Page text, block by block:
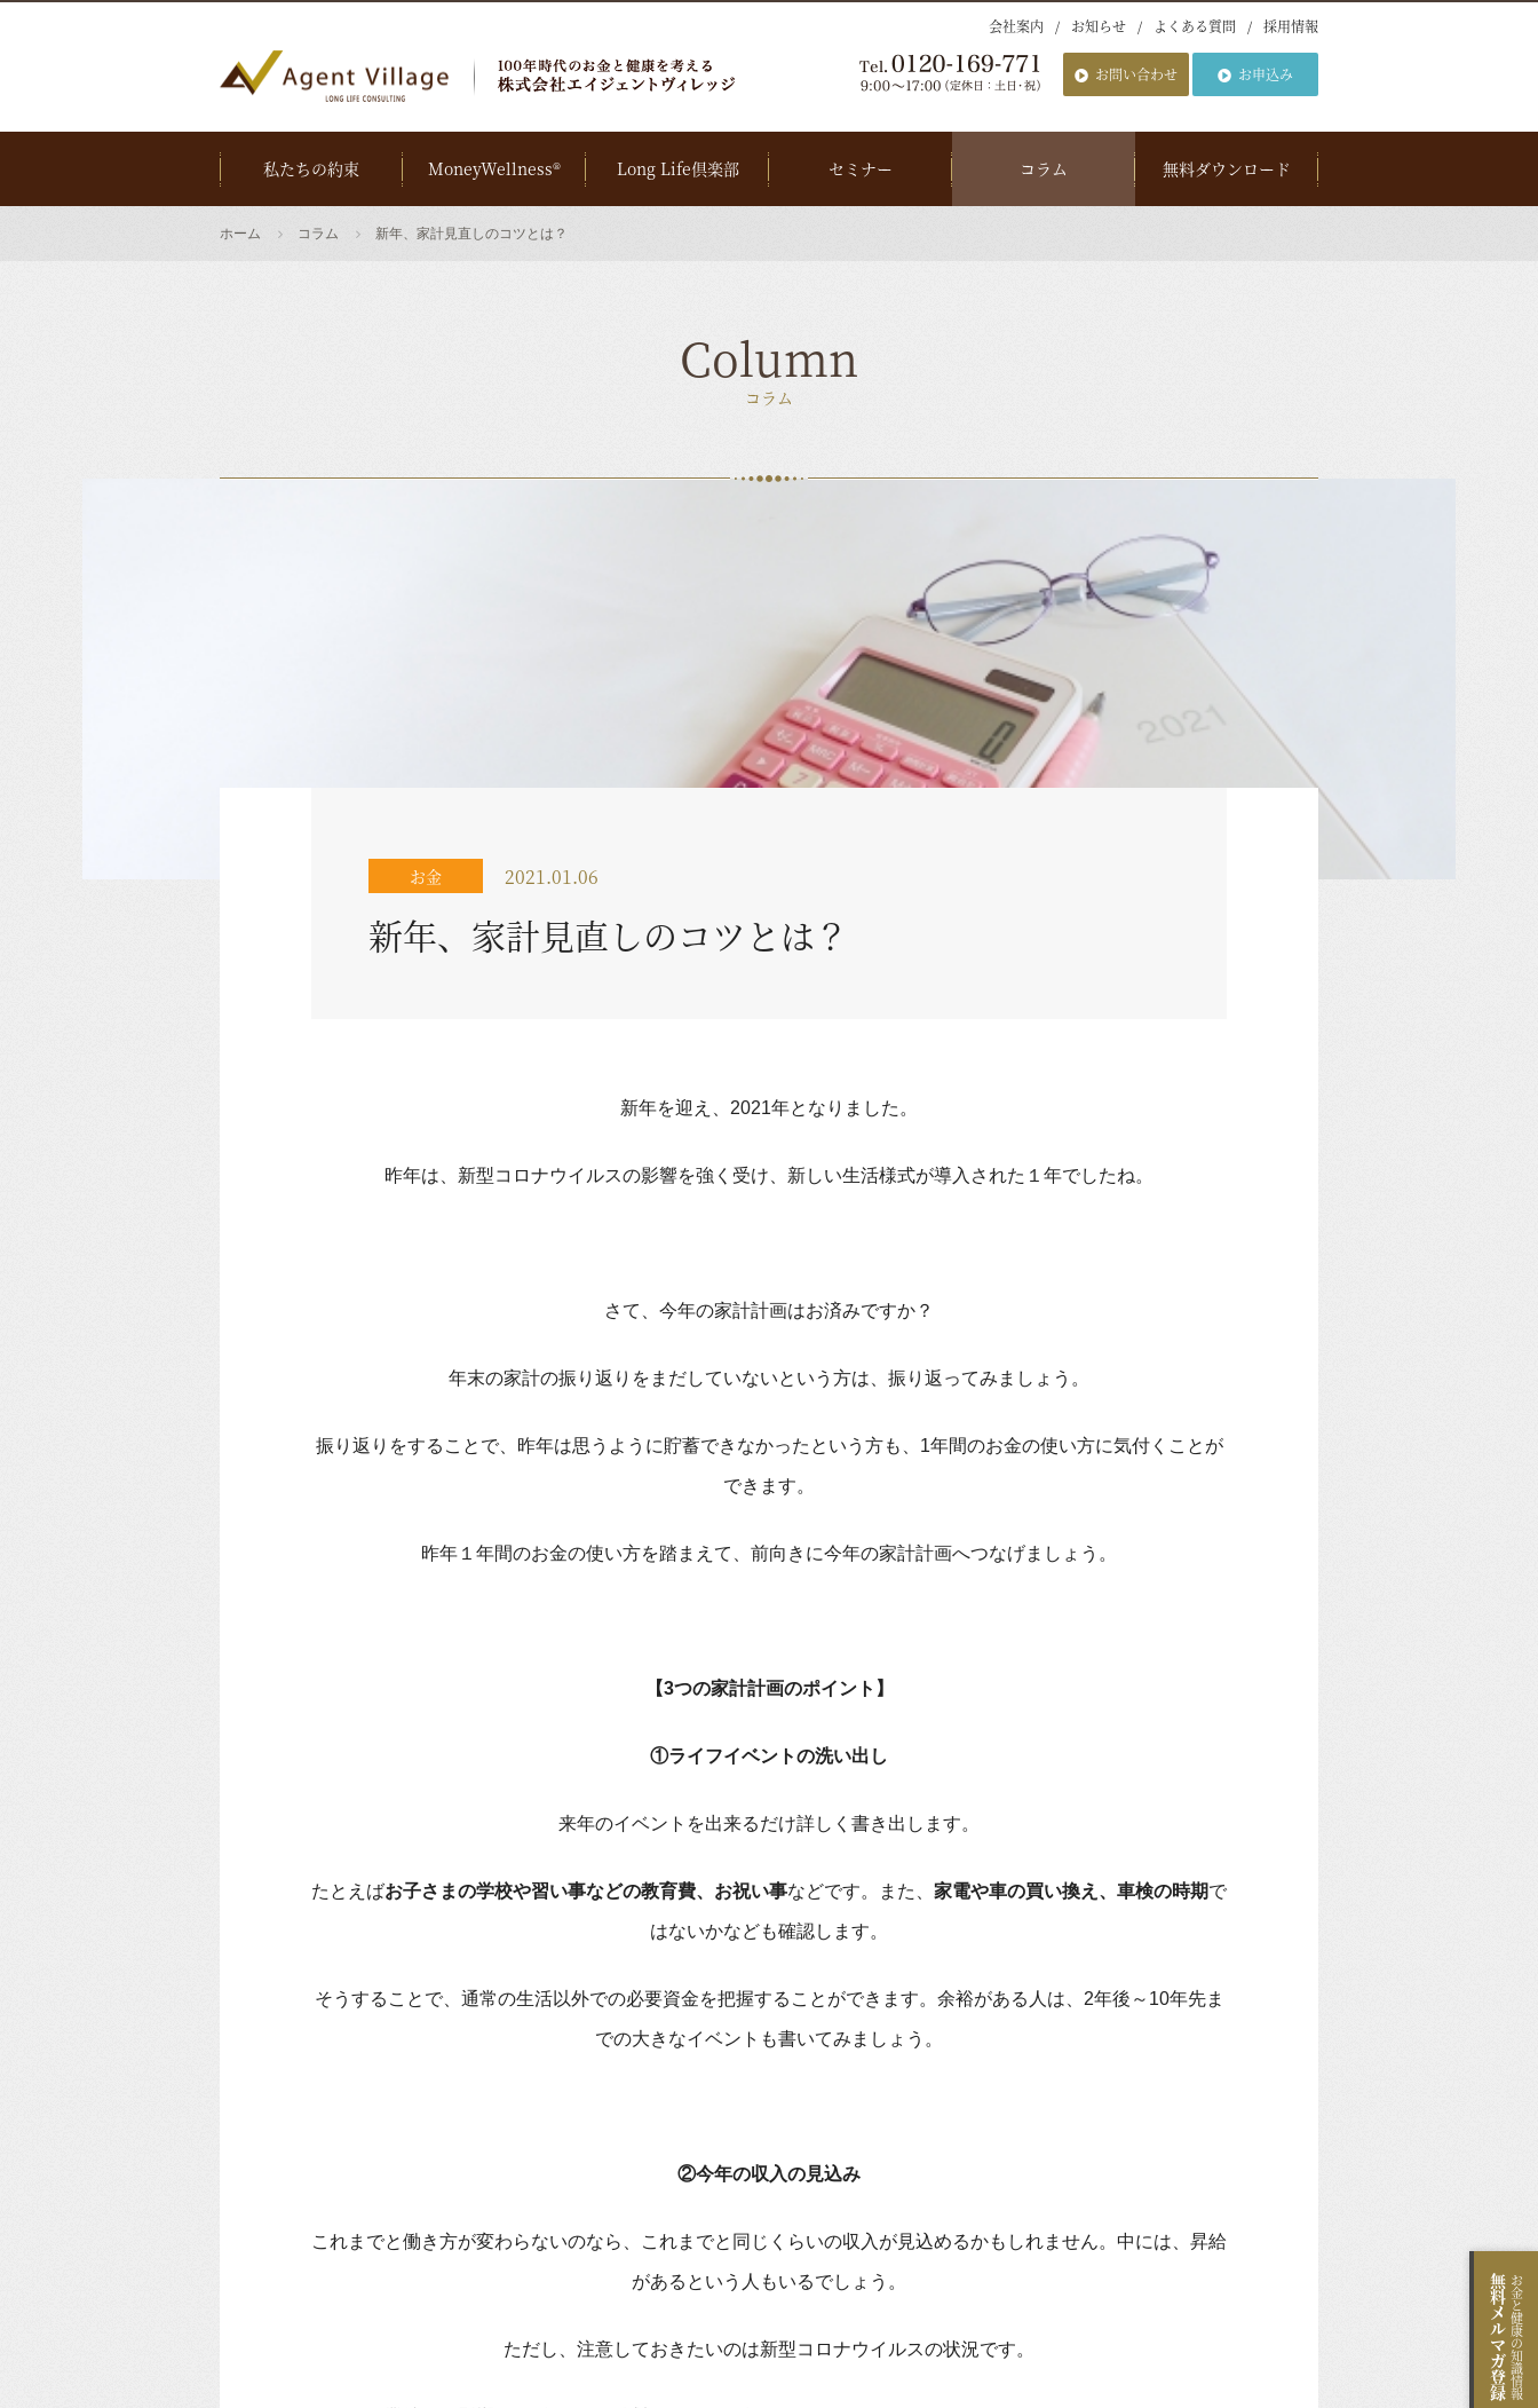
会社案内 お知らせ よくある質問 採用情報
お問い合わせ お申込み
私たちの約束 MoneyWellness® Long Life倶楽部 セミナー コラム 無料ダウンロード
ホーム コラム 新年、家計見直しのコツとは？
Column
コラム
お金 2021.01.06
新年、家計見直しのコツとは？
新年を迎え、2021年となりました。
昨年は、新型コロナウイルスの影響を強く受け、新しい生活様式が導入された１年でしたね。
さて、今年の家計計画はお済みですか？
年末の家計の振り返りをまだしていないという方は、振り返ってみましょう。
振り返りをすることで、昨年は思うように貯蓄できなかったという方も、1年間のお金の使い方に気付くことが
できます。
昨年１年間のお金の使い方を踏まえて、前向きに今年の家計計画へつなげましょう。
【3つの家計計画のポイント】
①ライフイベントの洗い出し
来年のイベントを出来るだけ詳しく書き出します。
たとえばお子さまの学校や習い事などの教育費、お祝い事などです。また、 家電や車の買い換え、車検の時期で
はないかなども確認します。
そうすることで、通常の生活以外での必要資金を把握することができます。余裕がある人は、2年後～10年先ま
での大きなイベントも書いてみましょう。
②今年の収入の見込み
これまでと働き方が変わらないのなら、これまでと同じくらいの収入が見込めるかもしれません。中には、昇給
があるという人もいるでしょう。
ただし、注意しておきたいのは新型コロナウイルスの状況です。 お金と健康の知識情報
無料
メルマガ登録